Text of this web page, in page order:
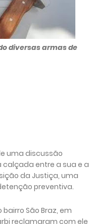
diversas armas de
uma discussão
calçada entre a sua e a
da Justiça, uma
preventiva.
São Braz, em
reclamaram com ele